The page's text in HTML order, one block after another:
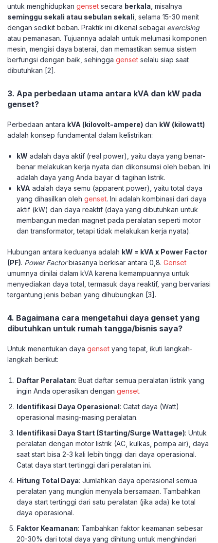
untuk menghidupkan genset secara berkala , misalnya
seminggu sekali atau sebulan sekali , selama 15-30 menit
dengan sedikit beban. Praktik ini dikenal sebagai exercising
atau pemanasan. Tujuannya adalah untuk melumasi komponen
mesin, mengisi daya baterai, dan memastikan semua sistem
berfungsi dengan baik, sehingga genset selalu siap saat
dibutuhkan [2].
3. Apa perbedaan utama antara kVA dan kW pada
genset?
Perbedaan antara kVA (kilovolt-ampere) dan kW (kilowatt)
adalah konsep fundamental dalam kelistrikan:
kW adalah daya aktif (real power), yaitu daya yang benar-
benar melakukan kerja nyata dan dikonsumsi oleh beban. Ini
adalah daya yang Anda bayar di tagihan listrik.
kVA adalah daya semu (apparent power), yaitu total daya
yang dihasilkan olehgenset. Ini adalah kombinasi dari daya
aktif (kW) dan daya reaktif (daya yang dibutuhkan untuk
membangun medan magnet pada peralatan seperti motor
dan transformator, tetapi tidak melakukan kerja nyata).
Hubungan antara keduanya adalah kW = kVA x Power Factor
(PF). Power Factorbiasanya berkisar antara 0,8. Genset
umumnya dinilai dalam kVA karena kemampuannya untuk
menyediakan daya total, termasuk daya reaktif, yang bervariasi
tergantung jenis beban yang dihubungkan [3].
4. Bagaimana cara mengetahui daya genset yang
dibutuhkan untuk rumah tangga/bisnis saya?
Untuk menentukan daya genset yang tepat, ikuti langkah-
langkah berikut:
Daftar Peralatan: Buat daftar semua peralatan listrik yang
ingin Anda operasikan dengangenset.
Identifikasi Daya Operasional: Catat daya (Watt)
operasional masing-masing peralatan.
Identifikasi Daya Start (Starting/Surge Wattage): Untuk
peralatan dengan motor listrik (AC, kulkas, pompa air), daya
saat start bisa 2-3 kali lebih tinggi dari daya operasional.
Catat daya start tertinggi dari peralatan ini.
Hitung Total Daya: Jumlahkan daya operasional semua
peralatan yang mungkin menyala bersamaan. Tambahkan
daya start tertinggi dari satu peralatan (jika ada) ke total
daya operasional.
Faktor Keamanan: Tambahkan faktor keamanan sebesar
20-30% dari total daya yang dihitung untuk menghindari